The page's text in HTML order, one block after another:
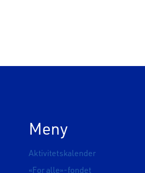
Meny
Aktivitetskalender
«For alle»-fondet